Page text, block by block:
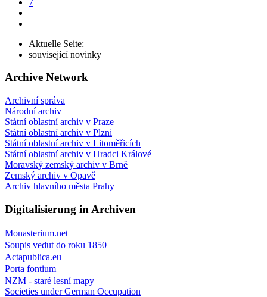
Aktuelle Seite:
související novinky
Archive Network
Archivní správa
Národní archiv
Státní oblastní archiv v Praze
Státní oblastní archiv v Plzni
Státní oblastní archiv v Litoměřicích
Státní oblastní archiv v Hradci Králové
Moravský zemský archiv v Brně
Zemský archiv v Opavě
Archiv hlavního města Prahy
Digitalisierung in Archiven
Monasterium.net
Soupis vedut do roku 1850
Actapublica.eu
Porta fontium
NZM - staré lesní mapy
Societies under German Occupation